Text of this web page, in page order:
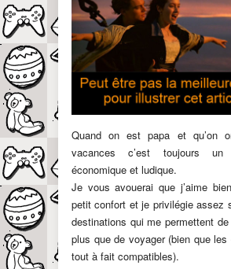
Quand on est papa et qu’on
vacances c’est toujours un
économique et ludique.
Je vous avouerai que j’aime
petit confort et je privilégie assez
destinations qui me permettent
plus que de voyager (bien que
tout à fait compatibles).